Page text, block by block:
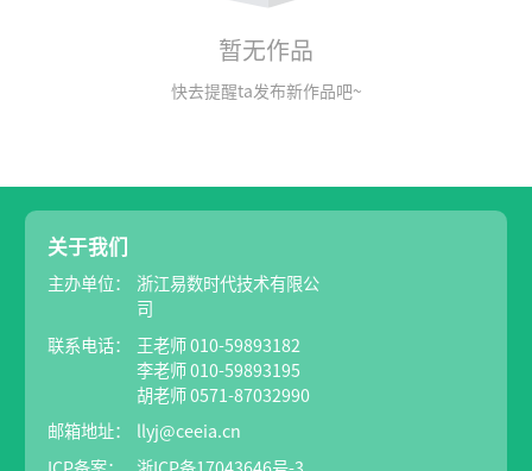
暂无作品
快去提醒ta发布新作品吧~
关于我们
主办单位：
浙江易数时代技术有限公
司
联系电话：
王老师 010-59893182
李老师 010-59893195
胡老师 0571-87032990
邮箱地址： llyj@ceeia.cn